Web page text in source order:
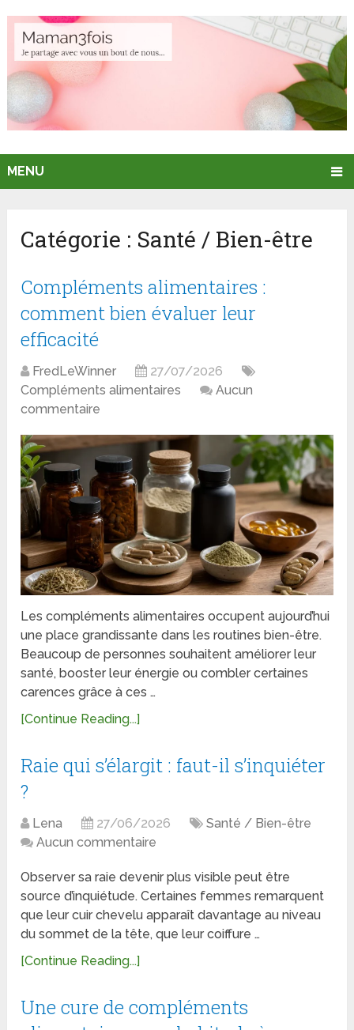
MENU
Catégorie : Santé / Bien-être
Compléments alimentaires :
comment bien évaluer leur
efficacité
FredLeWinner
27/07/2026
Compléments alimentaires
Aucun
commentaire
Les compléments alimentaires occupent aujourd’hui
une place grandissante dans les routines bien-être.
Beaucoup de personnes souhaitent améliorer leur
santé, booster leur énergie ou combler certaines
carences grâce à ces …
[Continue Reading...]
Raie qui s’élargit : faut-il s’inquiéter
?
Lena 27/06/2026
Santé / Bien-être
Aucun commentaire
Observer sa raie devenir plus visible peut être
source d’inquiétude. Certaines femmes remarquent
que leur cuir chevelu apparaît davantage au niveau
du sommet de la tête, que leur coiffure …
[Continue Reading...]
Une cure de compléments